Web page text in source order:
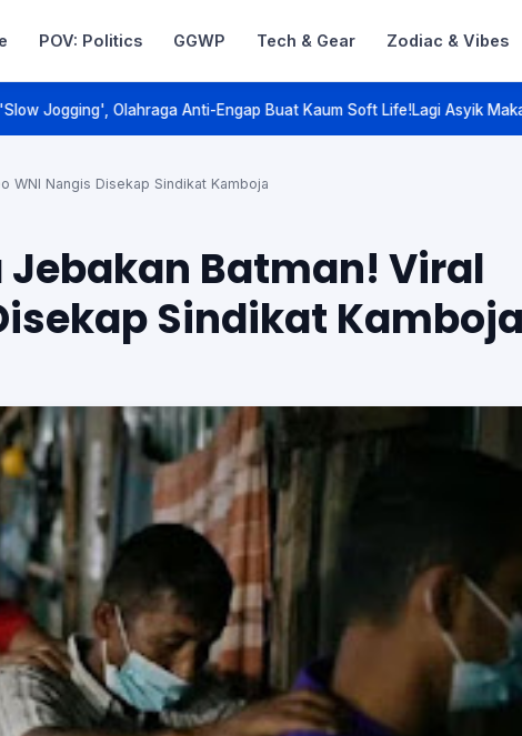
Talk. Game On.
POV: Politics GGWP Tech & Gear Zodiac & Vibes
Buat Kaum Soft Life!Lagi Asyik Makan Ayam Goreng Malah
WNI Nangis Disekap Sindikat Kamboja
Batman! Viral
Sindikat Kamboja